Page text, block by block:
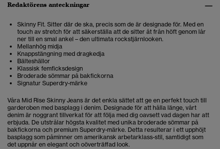
Redaktörens anteckningar
Skinny Fit. Sitter där de ska, precis som de är designade för. Med en
touch av stretch för att säkerställa att de sitter åt från höft genom lår
ner till en smal ankel – den ultimata rockstjärnlooken.
Mellanhög midja
Knappstängning med dragkedja
Bälteshällor
Klassisk femficksdesign
Broderade sömmar på bakfickorna
Signatur Superdry-märke
Våra Mid Rise Skinny Jeans är det enkla sättet att ge en perfekt touch till
garderoben med basplagg i denim. Designade för att hålla länge, vårt
denim är noggrant tillverkat för att följa med dig oavsett vad dagen har att
erbjuda. De utstrålar högsta kvalitet med unika broderade sömmar på
bakfickorna och premium Superdry-märke. Detta resulterar i ett upphöjt
basplagg som påminner om amerikansk arbetarklass-stil, samtidigt som
det uppnår en elegant och oöverträffad look.